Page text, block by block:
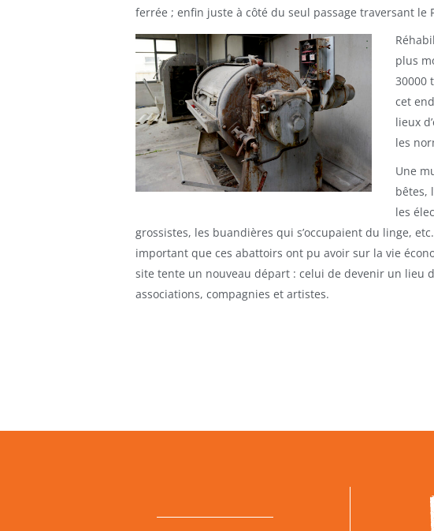
ferrée ; enfin juste à côté du seul passage traversant
plus
30000
cet
lieux
les
Une
bêtes,
les
grossistes, les buandières qui s’occupaient du linge,
important que ces abattoirs ont pu avoir sur la vie
site tente un nouveau départ : celui de devenir un lieu
associations, compagnies et artistes.